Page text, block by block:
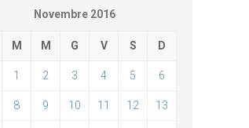
Novembre 2016
M M G V S D
1 2 3 4 5 6
8 9 10 11 12 13